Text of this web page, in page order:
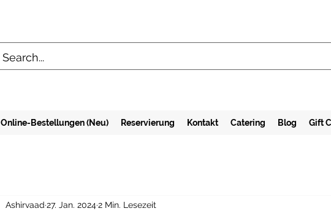
Online-Bestellungen (Neu) Reservierung Kontakt Catering Blog Gift
Ashirvaad 27. Jan. 20242 Min. Lesezeit